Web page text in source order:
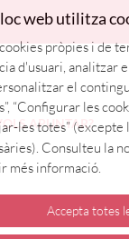
APUNTAR?
web utilitza
pròpies i de
d'usuari, analitzar
el
“Configurar les
les totes”
Consulteu la
més informació.
Accepta totes